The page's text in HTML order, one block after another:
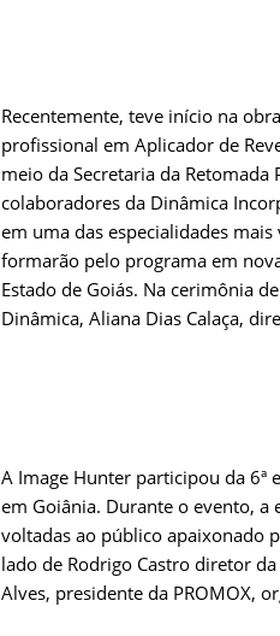
Recentemente, teve início na
profissional em Aplicador de
meio da Secretaria da
colaboradores da Dinâmica
em uma das especialidades
formarão pelo programa em
Estado de Goiás. Na cerimônia
Dinâmica, Aliana Dias Calaça,
A Image Hunter participou da 6ª
em Goiânia. Durante o evento, a
voltadas ao público apaixonado
lado de Rodrigo Castro diretor
Alves, presidente da PROMOX,